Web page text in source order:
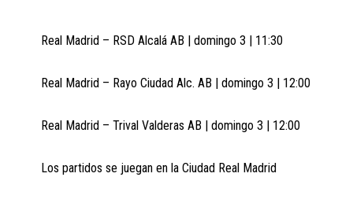
Real Madrid – RSD Alcalá AB | domingo 3 | 11:30
Real Madrid – Rayo Ciudad Alc. AB | domingo 3 | 12:00
Real Madrid – Trival Valderas AB | domingo 3 | 12:00
Los partidos se juegan en la Ciudad Real Madrid